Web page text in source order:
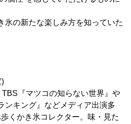
氷の新たな楽しみ方を知っていた
)
TBS『マツコの知らない世界』や
ンキング』などメディア出演多
くかき氷コレクター。味・見た